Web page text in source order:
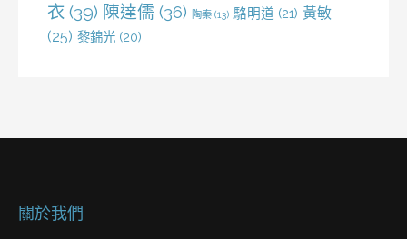
衣 (39) 陳達儒 (36) 陶秦 (13) 駱明道 (21) 黃敏
(25) 黎錦光 (20)
關於我們